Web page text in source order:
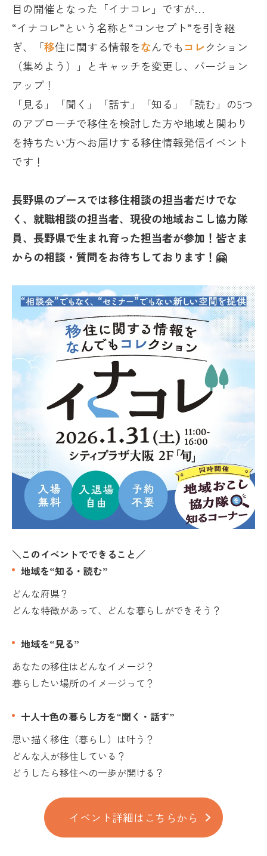
目の開催となった「イナコレ」ですが…
“イナコレ”という名称と“コンセプト”を引き継
ぎ、「移住に関する情報をなんでも コレクション
（集めよう）」とキャッチを変更し、バージョン
アップ！
「見る」「聞く」「話す」「知る」「読む」の5つ
のアプローチで移住を検討した方や地域と関わり
を持ちたい方へお届けする移住情報発信イベント
です！
長野県のブースでは移住相談の担当者だけでな
く、就職相談の担当者、現役の地域おこし協力隊
員、長野県で生まれ育った担当者が参加！皆さま
からの相談・質問をお待ちしております！🤗
＼このイベントでできること／
地域を“知る​・読む”
どんな府県？
どんな特徴があって、どんな暮らしができそう？
地域を“見る”
あなたの移住はどんなイメージ？
暮らしたい場所のイメージって？
十人十色の暮らし方を“聞く・話す”
思い描く移住（暮らし）は叶う？
どんな人が移住している？
​どうしたら移住への一歩が開ける？
イベント詳細はこちらから